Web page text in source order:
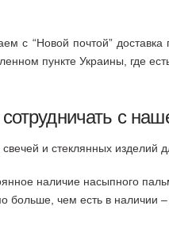
с “Новой почтой”
пункте Украины, где
с
и стеклянных
наличие насыпного
больше, чем есть в наличии